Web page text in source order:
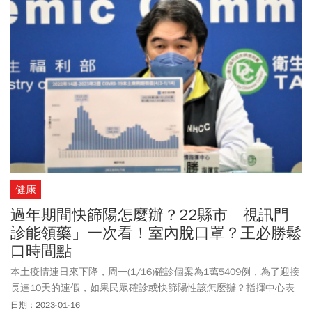
健康
過年期間快篩陽怎麼辦？22縣市「視訊門
診能領藥」一次看！室內脫口罩？王必勝鬆
口時間點
本土疫情連日來下降，周一(1/16)確診個案為1萬5409例，為了迎接
長達10天的連假，如果民眾確診或快篩陽性該怎麼辦？指揮中心表
示，可到疾管署網站首頁「COVID-19春節防疫專區」查詢，此外，
日期：2023-01-16